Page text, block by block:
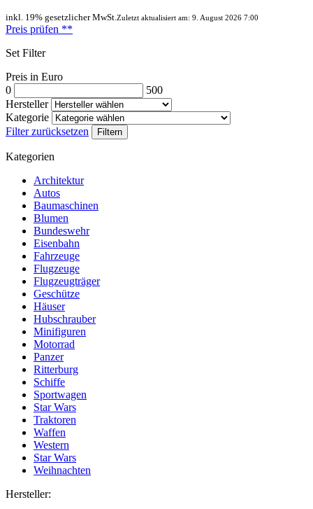
inkl. 19% gesetzlicher MwSt.Zuletzt aktualisiert am: 9. August 2026 7:00
Preis prüfen **
Set Filter
Preis in Euro
0
500
Hersteller
Kategorie
Filter zurücksetzen
Filtern
Kategorien
Architektur
Autos
Baumaschinen
Blumen
Bundeswehr
Eisenbahn
Fahrzeuge
Flugzeuge
Flugzeugträger
Geschütze
Häuser
Hubschrauber
Minifiguren
Motorrad
Panzer
Ritterburg
Schiffe
Sportwagen
Star Wars
Traktoren
Waffen
Western
Star Wars
Weihnachten
Hersteller: